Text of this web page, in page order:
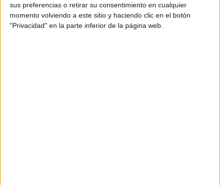
sus preferencias o retirar su consentimiento en cualquier
momento volviendo a este sitio y haciendo clic en el botón
"Privacidad" en la parte inferior de la página web.
+
−